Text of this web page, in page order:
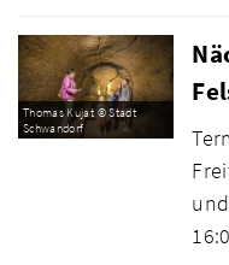
Thomas Kujat © Stadt
Schwandorf